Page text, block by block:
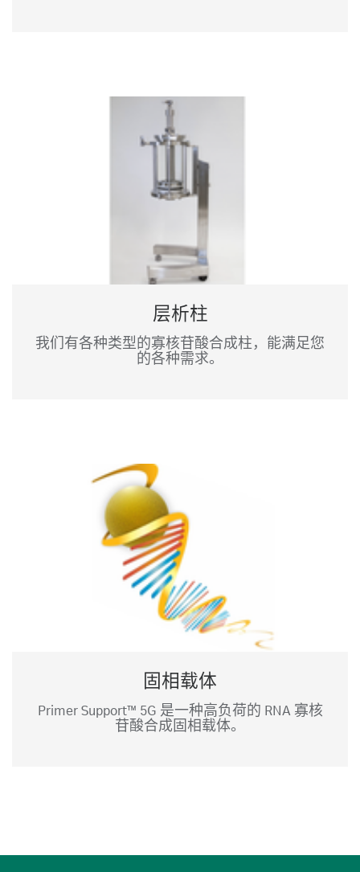
层析柱
我们有各种类型的寡核苷酸合成柱，能满足您
的各种需求。
固相载体
Primer Support™ 5G 是一种高负荷的 RNA 寡核
苷酸合成固相载体。